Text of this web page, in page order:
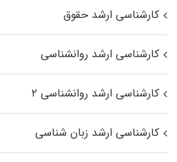
کارشناسی ارشد حقوق
کارشناسی ارشد روانشناسی
کارشناسی ارشد روانشناسی ۲
کارشناسی ارشد زبان شناسی